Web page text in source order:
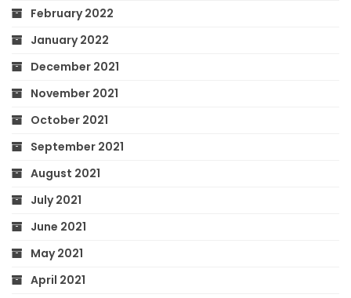
February 2022
January 2022
December 2021
November 2021
October 2021
September 2021
August 2021
July 2021
June 2021
May 2021
April 2021